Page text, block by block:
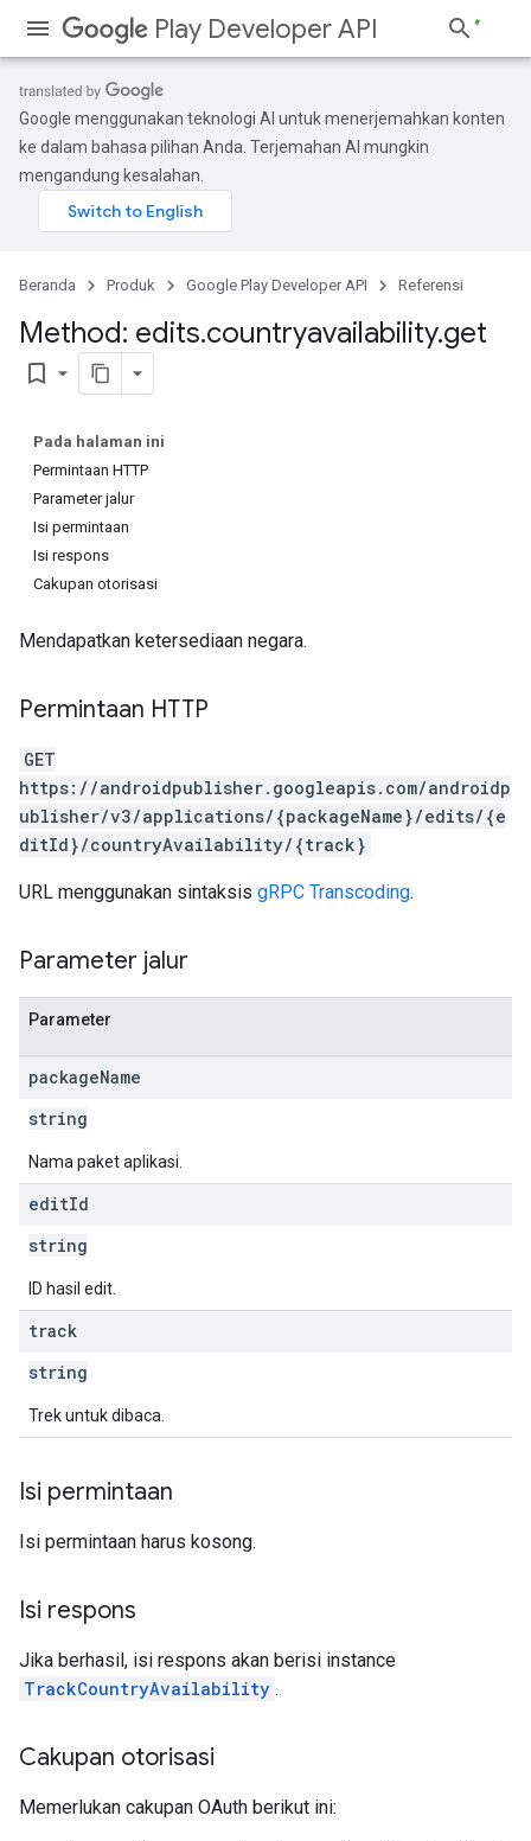
Play Developer API
Google menggunakan teknologi AI untuk menerjemahkan konten
ke dalam bahasa pilihan Anda. Terjemahan AI mungkin
mengandung kesalahan.
Beranda Produk Google Play Developer API Referensi
Method: edits.countryavailability.get
bookmark_border
Pada halaman ini
Permintaan HTTP
Parameter jalur
Isi permintaan
Isi respons
Cakupan otorisasi
Mendapatkan ketersediaan negara.
Permintaan HTTP
GET
https://androidpublisher.googleapis.com/androidp
ublisher/v3/applications/{packageName}/edits/{e
ditId}/countryAvailability/{track}
URL menggunakan sintaksis gRPC Transcoding.
Parameter jalur
Parameter
packageName
string
Nama paket aplikasi.
editId
string
ID hasil edit.
track
string
Trek untuk dibaca.
Isi permintaan
Isi permintaan harus kosong.
Isi respons
Jika berhasil, isi respons akan berisi instance
TrackCountryAvailability .
Cakupan otorisasi
Memerlukan cakupan OAuth berikut ini: